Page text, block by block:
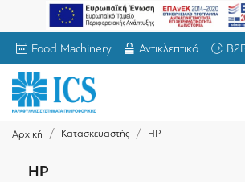
Food Machinery Αντικλεπτικά
Αρχική Κατασκευαστής HP
HP